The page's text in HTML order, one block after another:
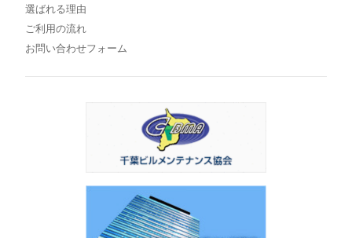
選ばれる理由
ご利用の流れ
お問い合わせフォーム